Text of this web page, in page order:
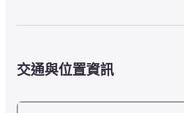
交通與位置資訊